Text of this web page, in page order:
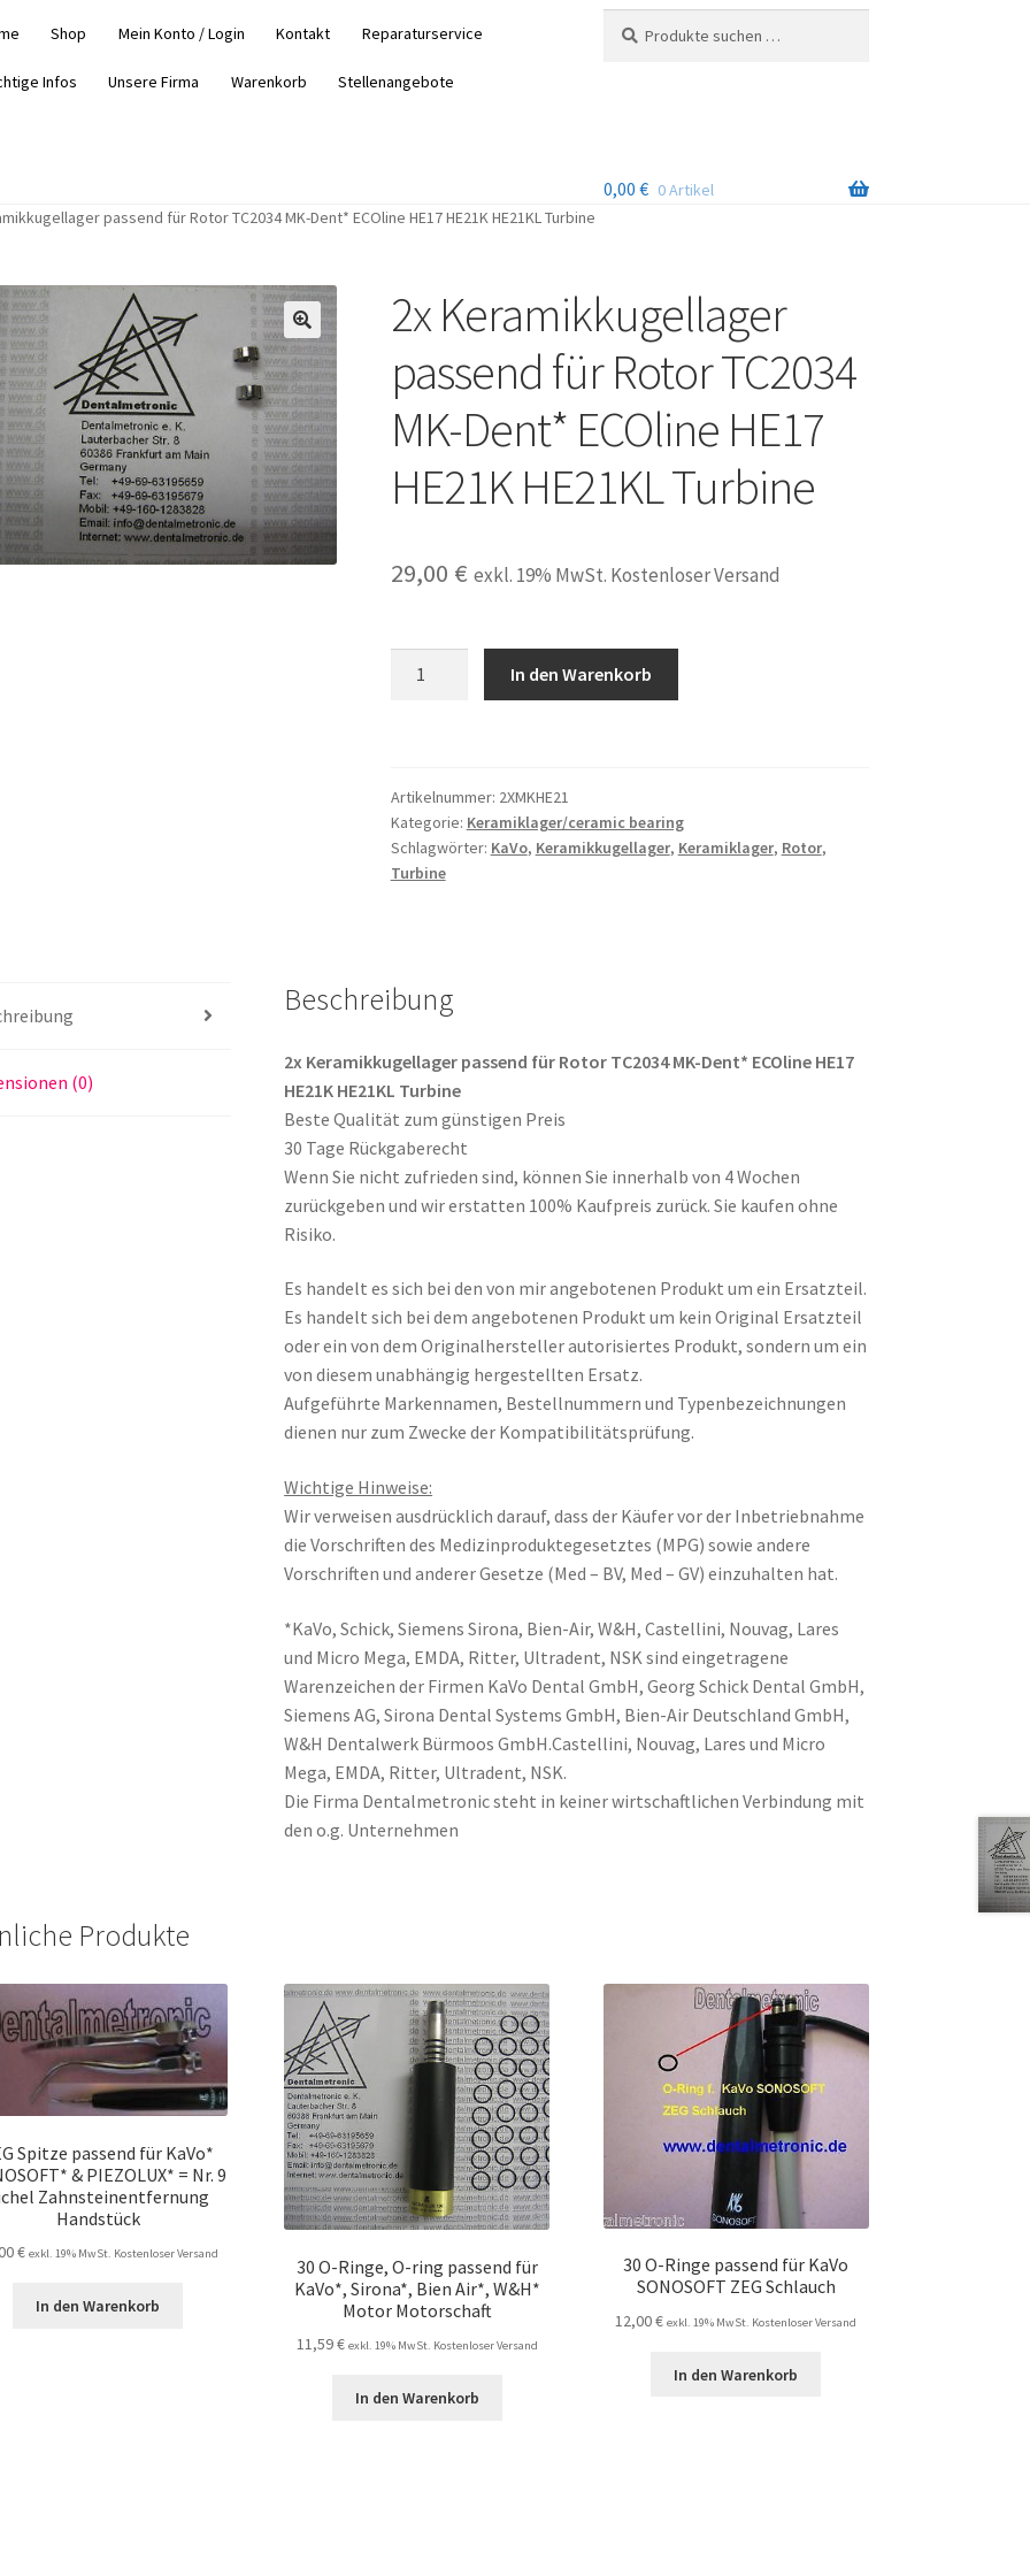
Shop Mein Konto / Login Kontakt Reparaturservice
Infos Unsere Firma Warenkorb Stellenangebote
nach:
0,00 € 0 Artikel
passend für Rotor TC2034 MK-Dent* ECOline HE17 HE21K HE21KL Turbine
2x Keramikkugellager
passend für Rotor TC2034
MK-Dent* ECOline HE17
HE21K HE21KL Turbine
29,00 € exkl. 19% MwSt. Kostenloser Versand
TC2034
MK-
Dent*
Turbine
In den Warenkorb
Artikelnummer: 2XMKHE21
Kategorie: Keramiklager/ceramic bearing
Schlagwörter: KaVo, Keramikkugellager, Keramiklager, Rotor,
Turbine
(0)
Beschreibung
2x Keramikkugellager passend für Rotor TC2034 MK-Dent* ECOline HE17
HE21K HE21KL Turbine
Beste Qualität zum günstigen Preis
30 Tage Rückgaberecht
Wenn Sie nicht zufrieden sind, können Sie innerhalb von 4 Wochen
zurückgeben und wir erstatten 100% Kaufpreis zurück. Sie kaufen ohne
Risiko.
Es handelt es sich bei den von mir angebotenen Produkt um ein Ersatzteil.
Es handelt sich bei dem angebotenen Produkt um kein Original Ersatzteil
oder ein von dem Originalhersteller autorisiertes Produkt, sondern um ein
von diesem unabhängig hergestellten Ersatz.
Aufgeführte Markennamen, Bestellnummern und Typenbezeichnungen
dienen nur zum Zwecke der Kompatibilitätsprüfung.
Wichtige Hinweise:
Wir verweisen ausdrücklich darauf, dass der Käufer vor der Inbetriebnahme
die Vorschriften des Medizinproduktegesetztes (MPG) sowie andere
Vorschriften und anderer Gesetze (Med – BV, Med – GV) einzuhalten hat.
*KaVo, Schick, Siemens Sirona, Bien-Air, W&H, Castellini, Nouvag, Lares
und Micro Mega, EMDA, Ritter, Ultradent, NSK sind eingetragene
Warenzeichen der Firmen KaVo Dental GmbH, Georg Schick Dental GmbH,
Siemens AG, Sirona Dental Systems GmbH, Bien-Air Deutschland GmbH,
W&H Dentalwerk Bürmoos GmbH.Castellini, Nouvag, Lares und Micro
Mega, EMDA, Ritter, Ultradent, NSK.
Die Firma Dentalmetronic steht in keiner wirtschaftlichen Verbindung mit
den o.g. Unternehmen
Produkte
Spitze passend für KaVo*
& PIEZOLUX* = Nr. 9
Zahnsteinentfernung
Handstück
€ exkl. 19% MwSt. Kostenloser Versand
In den Warenkorb
30 O-Ringe, O-ring passend für
KaVo*, Sirona*, Bien Air*, W&H*
Motor Motorschaft
11,59€ exkl. 19% MwSt. Kostenloser Versand
In den Warenkorb
30 O-Ringe passend für KaVo
SONOSOFT ZEG Schlauch
12,00€ exkl. 19% MwSt. Kostenloser Versand
In den Warenkorb